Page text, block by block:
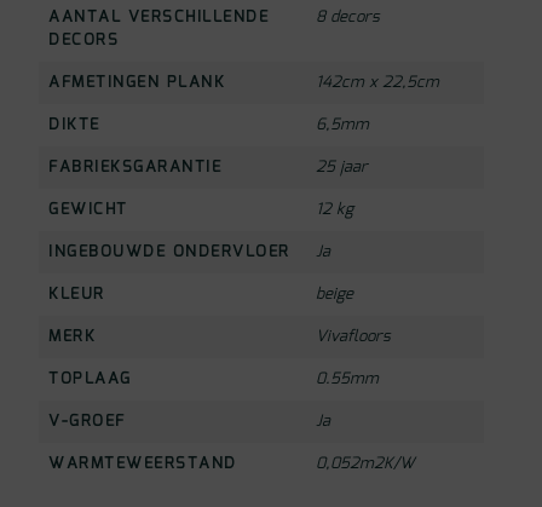
AANTAL VERSCHILLENDE
DECORS
8 decors
AFMETINGEN PLANK
142cm x 22,5cm
DIKTE
6,5mm
FABRIEKSGARANTIE
25 jaar
GEWICHT
12 kg
INGEBOUWDE ONDERVLOER
Ja
KLEUR
beige
MERK
Vivafloors
TOPLAAG
0.55mm
V-GROEF
Ja
WARMTEWEERSTAND
0,052m2K/W